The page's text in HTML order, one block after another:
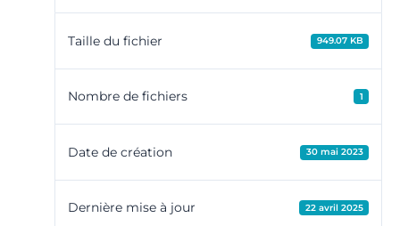
Taille du fichier 949.07 KB
Nombre de fichiers 1
Date de création 30 mai 2023
Dernière mise à jour 22 avril 2025